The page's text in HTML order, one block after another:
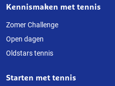
Over
deze
website
Kennismaken met tennis
Zomer Challenge
Open dagen
Oldstars tennis
Starten met tennis